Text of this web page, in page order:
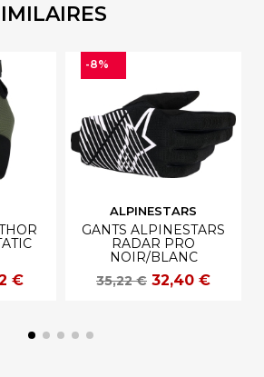
€
ALPINESTARS
GANTS ALPINESTARS
RADAR PRO
NOIR/BLANC
35,22 € 32,40 €
-8%